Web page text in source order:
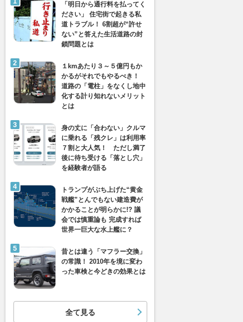
「明日から通行料を払ってく
ださい」 住宅街で起きる私
道トラブル！ 6割超が“許せ
ない”と答えた生活道路の封
鎖問題とは
１kmあたり３～５億円もか
かるがそれでもやるべき！
道路の「電柱」をなくし地中
化する計り知れないメリット
とは
身の丈に「合わない」クルマ
に乗れる「残クレ」は利用率
７割と大人気！ ただし満了
後に待ち受ける「落とし穴」
を経験者が語る
トランプがぶち上げた“黄金
戦艦”とんでもない建造費が
かかることが明らかに!? 議
会では慎重論も 完成すれば
世界一巨大な水上艦に？
昔とは違う「マフラー交換」
の常識！ 2010年を境に変わ
った車検と今どきの効果とは
全て見る